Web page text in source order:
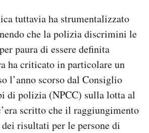
tuttavia ha strumentalizzato
che la polizia discrimini le
paura di essere definita
ha criticato in particolare un
l’anno scorso dal Consiglio
di polizia (NPCC) sulla lotta al
scritto cheil raggiungimento
risultati per le persone di